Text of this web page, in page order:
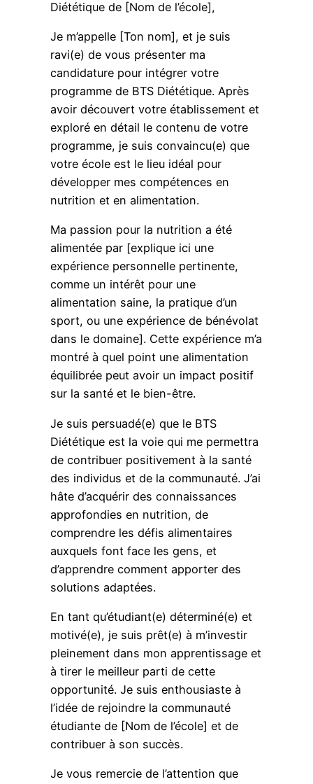
Diététique de [Nom de l’école],
Je m’appelle [Ton nom], et je suis
ravi(e) de vous présenter ma
candidature pour intégrer votre
programme de BTS Diététique. Après
avoir découvert votre établissement et
exploré en détail le contenu de votre
programme, je suis convaincu(e) que
votre école est le lieu idéal pour
développer mes compétences en
nutrition et en alimentation.
Ma passion pour la nutrition a été
alimentée par [explique ici une
expérience personnelle pertinente,
comme un intérêt pour une
alimentation saine, la pratique d’un
sport, ou une expérience de bénévolat
dans le domaine]. Cette expérience m’a
montré à quel point une alimentation
équilibrée peut avoir un impact positif
sur la santé et le bien-être.
Je suis persuadé(e) que le BTS
Diététique est la voie qui me permettra
de contribuer positivement à la santé
des individus et de la communauté. J’ai
hâte d’acquérir des connaissances
approfondies en nutrition, de
comprendre les défis alimentaires
auxquels font face les gens, et
d’apprendre comment apporter des
solutions adaptées.
En tant qu’étudiant(e) déterminé(e) et
motivé(e), je suis prêt(e) à m’investir
pleinement dans mon apprentissage et
à tirer le meilleur parti de cette
opportunité. Je suis enthousiaste à
l’idée de rejoindre la communauté
étudiante de [Nom de l’école] et de
contribuer à son succès.
Je vous remercie de l’attention que